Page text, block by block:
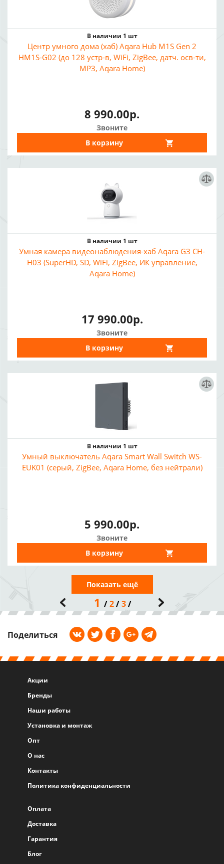
В наличии 1 шт
Центр умного дома (хаб) Aqara Hub M1S Gen 2
HM1S-G02 (до 128 устр-в, WiFi, ZigBee, датч. осв-ти,
MP3, Aqara Home)
8 990.00р.
Звоните
В корзину
В наличии 1 шт
Умная камера видеонаблюдения-хаб Aqara G3 CH-
H03 (SuperHD, SD, WiFi, ZigBee, ИК управление,
Aqara Home)
17 990.00р.
Звоните
В корзину
В наличии 1 шт
Умный выключатель Aqara Smart Wall Switch WS-
EUK01 (серый, ZigBee, Aqara Home, без нейтрали)
5 990.00р.
Звоните
В корзину
Показать ещё
1 2 3
Поделиться
Акции
Бренды
Наши работы
Установка и монтаж
Опт
О нас
Контакты
Политика конфиденциальности
Оплата
Доставка
Гарантия
Блог